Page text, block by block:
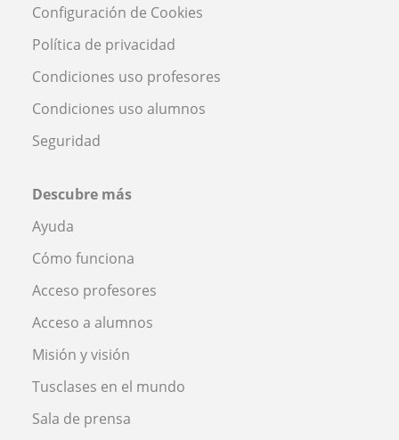
Configuración de Cookies
Política de privacidad
Condiciones uso profesores
Condiciones uso alumnos
Seguridad
Descubre más
Ayuda
Cómo funciona
Acceso profesores
Acceso a alumnos
Misión y visión
Tusclases en el mundo
Sala de prensa